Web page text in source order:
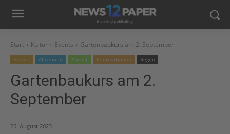
Start Kultur Events Gartenbaukurs am 2. September
Events Allgemein August Informationen Regen
Gartenbaukurs am 2.
September
25. August 2023